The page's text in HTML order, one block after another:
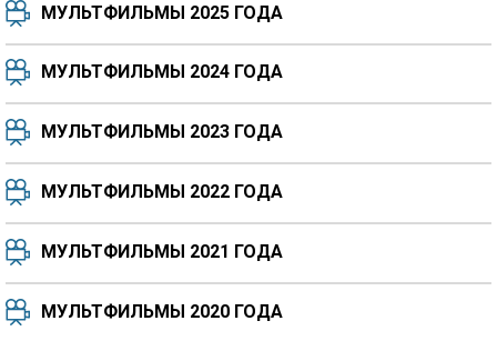
7.5 8.3
8.3 8.2
МУЛЬТФИЛЬМЫ 2025 ГОДА
МУЛЬТФИЛЬМЫ 2024 ГОДА
МУЛЬТФИЛЬМЫ 2023 ГОДА
МУЛЬТФИЛЬМЫ 2022 ГОДА
МУЛЬТФИЛЬМЫ 2021 ГОДА
МУЛЬТФИЛЬМЫ 2020 ГОДА